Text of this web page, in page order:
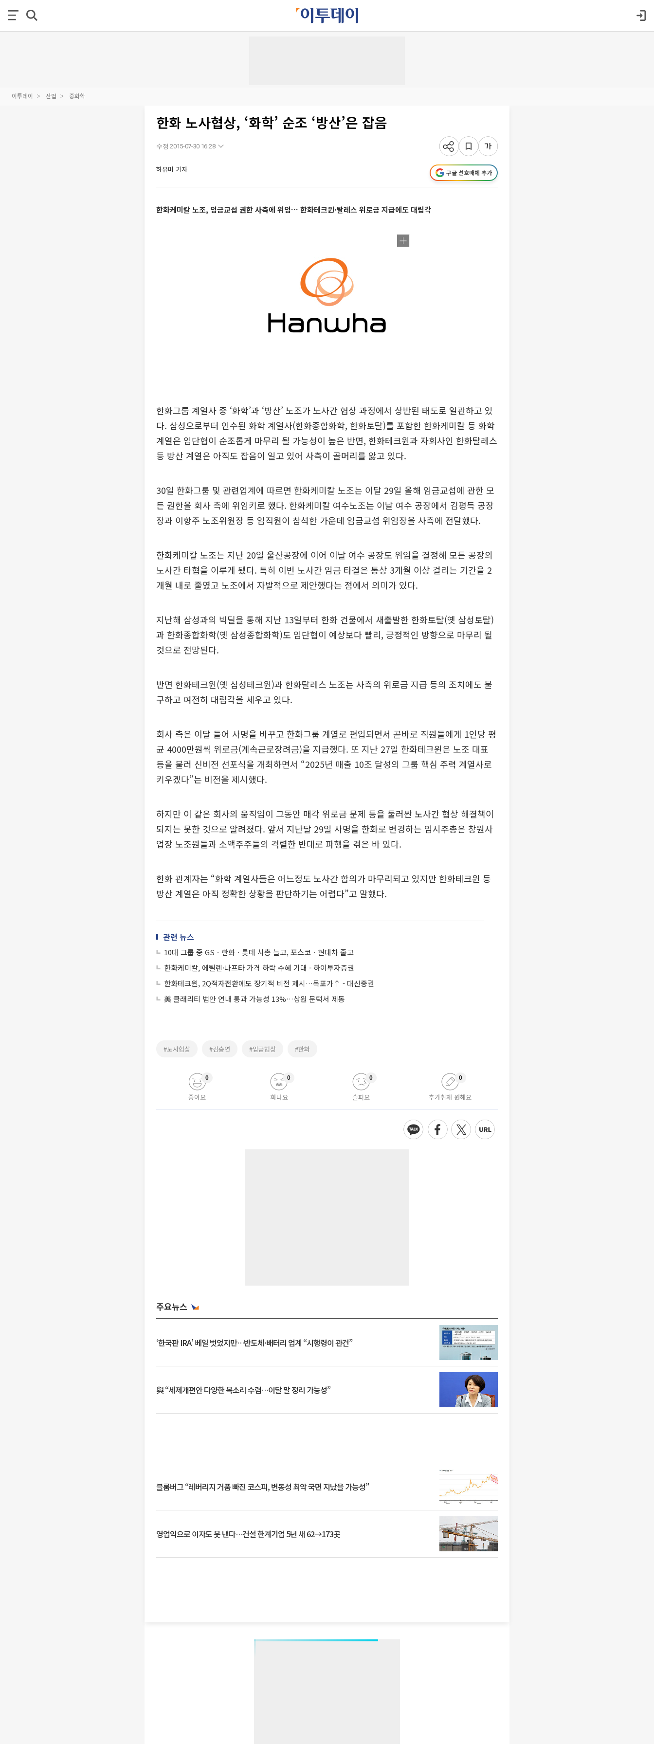
이투데이 산업 중화학
한화 노사협상, ‘화학’ 순조 ‘방산’은 잡음
수정 2015-07-30 16:28
하유미 기자 구글 선호매체 추가
한화케미칼 노조, 임금교섭 권한 사측에 위임… 한화테크윈·탈레스 위로금 지급에도 대립각
한화그룹 계열사 중 ‘화학’과 ‘방산’ 노조가 노사간 협상 과정에서 상반된 태도로 일관하고 있
다. 삼성으로부터 인수된 화학 계열사(한화종합화학, 한화토탈)를 포함한 한화케미칼 등 화학
계열은 임단협이 순조롭게 마무리 될 가능성이 높은 반면, 한화테크윈과 자회사인 한화탈레스
등 방산 계열은 아직도 잡음이 일고 있어 사측이 골머리를 앓고 있다.
30일 한화그룹 및 관련업계에 따르면 한화케미칼 노조는 이달 29일 올해 임금교섭에 관한 모
든 권한을 회사 측에 위임키로 했다. 한화케미칼 여수노조는 이날 여수 공장에서 김평득 공장
장과 이항주 노조위원장 등 임직원이 참석한 가운데 임금교섭 위임장을 사측에 전달했다.
한화케미칼 노조는 지난 20일 울산공장에 이어 이날 여수 공장도 위임을 결정해 모든 공장의
노사간 타협을 이루게 됐다. 특히 이번 노사간 임금 타결은 통상 3개월 이상 걸리는 기간을 2
개월 내로 줄였고 노조에서 자발적으로 제안했다는 점에서 의미가 있다.
지난해 삼성과의 빅딜을 통해 지난 13일부터 한화 건물에서 새출발한 한화토탈(옛 삼성토탈)
과 한화종합화학(옛 삼성종합화학)도 임단협이 예상보다 빨리, 긍정적인 방향으로 마무리 될
것으로 전망된다.
반면 한화테크윈(옛 삼성테크윈)과 한화탈레스 노조는 사측의 위로금 지급 등의 조치에도 불
구하고 여전히 대립각을 세우고 있다.
회사 측은 이달 들어 사명을 바꾸고 한화그룹 계열로 편입되면서 곧바로 직원들에게 1인당 평
균 4000만원씩 위로금(계속근로장려금)을 지급했다. 또 지난 27일 한화테크윈은 노조 대표
등을 불러 신비전 선포식을 개최하면서 “2025년 매출 10조 달성의 그룹 핵심 주력 계열사로
키우겠다”는 비전을 제시했다.
하지만 이 같은 회사의 움직임이 그동안 매각 위로금 문제 등을 둘러싼 노사간 협상 해결책이
되지는 못한 것으로 알려졌다. 앞서 지난달 29일 사명을 한화로 변경하는 임시주총은 창원사
업장 노조원들과 소액주주들의 격렬한 반대로 파행을 겪은 바 있다.
한화 관계자는 “화학 계열사들은 어느정도 노사간 합의가 마무리되고 있지만 한화테크윈 등
방산 계열은 아직 정확한 상황을 판단하기는 어렵다”고 말했다.
관련 뉴스
10대 그룹 중 GSㆍ한화ㆍ롯데 시총 늘고, 포스코ㆍ현대차 줄고
한화케미칼, 에틸렌·나프타 가격 하락 수혜 기대 - 하이투자증권
한화테크윈, 2Q적자전환에도 장기적 비전 제시…목표가↑ - 대신증권
美 클래리티 법안 연내 통과 가능성 13%…상원 문턱서 제동
#노사협상 #김승연 #임금협상 #한화
좋아요
0
화나요
0
슬퍼요
0
추가취재 원해요
0
주요뉴스
‘한국판 IRA’ 베일 벗었지만…반도체·배터리 업계 “시행령이 관건”
與 “세제개편안 다양한 목소리 수렴…이달 말 정리 가능성”
블룸버그 “레버리지 거품 빠진 코스피, 변동성 최악 국면 지났을 가능성”
영업익으로 이자도 못 낸다…건설 한계기업 5년 새 62→173곳